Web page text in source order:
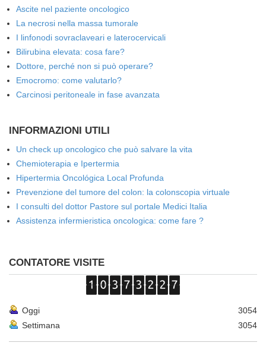
Ascite nel paziente oncologico
La necrosi nella massa tumorale
I linfonodi sovraclaveari e laterocervicali
Bilirubina elevata: cosa fare?
Dottore, perché non si può operare?
Emocromo: come valutarlo?
Carcinosi peritoneale in fase avanzata
INFORMAZIONI UTILI
Un check up oncologico che può salvare la vita
Chemioterapia e Ipertermia
Hipertermia Oncológica Local Profunda
Prevenzione del tumore del colon: la colonscopia virtuale
I consulti del dottor Pastore sul portale Medici Italia
Assistenza infermieristica oncologica: come fare ?
CONTATORE VISITE
Oggi
3054
Settimana
3054